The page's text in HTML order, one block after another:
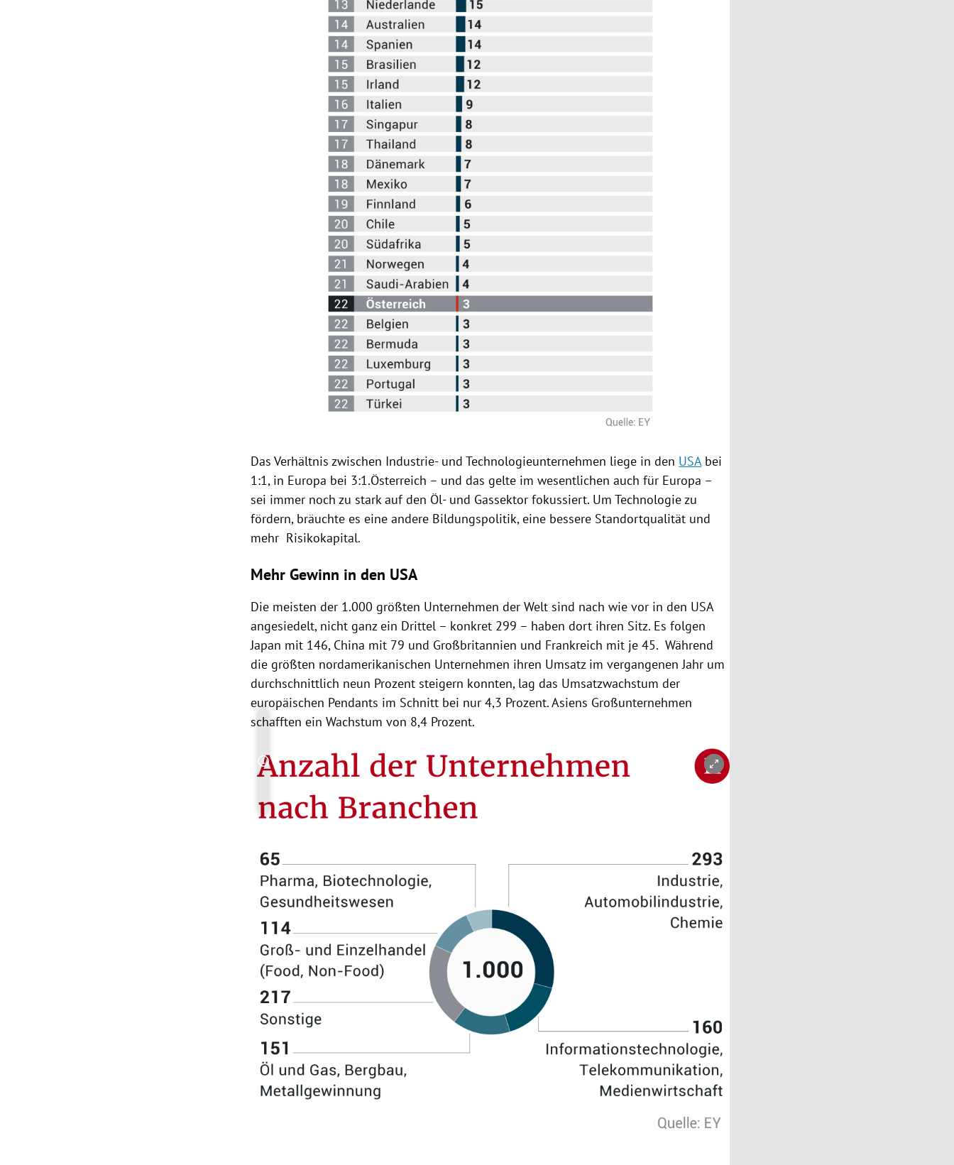
Das Verhältnis zwischen Industrie- und Technologieunternehmen liege in den USAbei
1:1, in Europa bei 3:1.Österreich – und das gelte im wesentlichen auch für Europa –
sei immer noch zu stark auf den Öl- und Gassektor fokussiert. Um Technologie zu
fördern, bräuchte es eine andere Bildungspolitik, eine bessere Standortqualität und
mehr Risikokapital.
Mehr Gewinn in den USA
Die meisten der 1.000 größten Unternehmen der Welt sind nach wie vor in den USA
angesiedelt, nicht ganz ein Drittel – konkret 299 – haben dort ihren Sitz. Es folgen
Japan mit 146, China mit 79 und Großbritannien und Frankreich mit je 45. Während
die größten nordamerikanischen Unternehmen ihren Umsatz im vergangenen Jahr um
durchschnittlich neun Prozent steigern konnten, lag das Umsatzwachstum der
europäischen Pendants im Schnitt bei nur 4,3 Prozent.Asiens Großunternehmen
schafften ein Wachstum von 8,4 Prozent.
Copyright-Hinweis öffnen/schließen